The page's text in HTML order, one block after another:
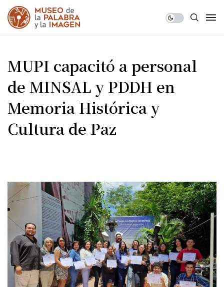
MUPI capacitó a personal
de MINSAL y PDDH en
Memoria Histórica y
Cultura de Paz